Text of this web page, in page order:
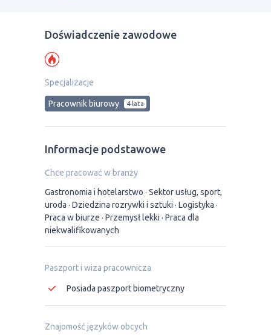
Doświadczenie zawodowe
Specjalizacje
Pracownik biurowy 4 lata
Informacje podstawowe
Chce pracować w branży
Gastronomia i hotelarstwo
Sektor usług, sport,
uroda
Dziedzina rozrywki i sztuki
Logistyka
Praca w biurze
Przemysł lekki
Praca dla
niekwalifikowanych
Paszport i wiza pracownicza
Posiada paszport biometryczny
Znajomość języków obcych